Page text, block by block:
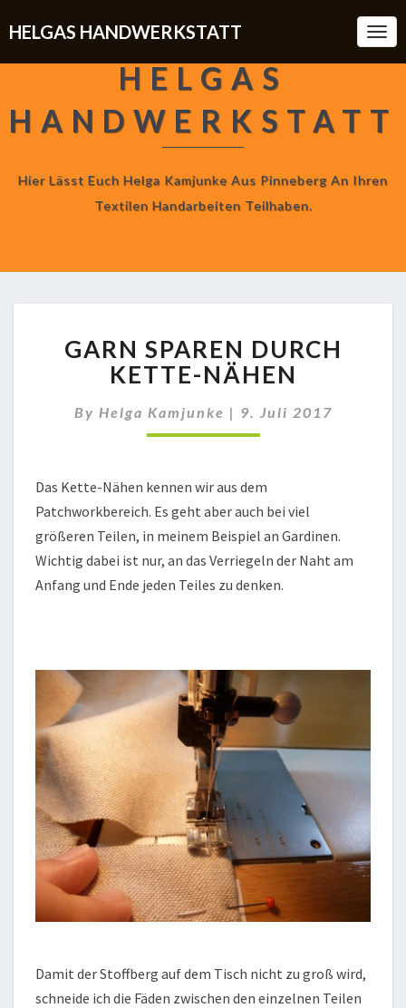
HELGAS HANDWERKSTATT
HELGAS
HANDWERKSTATT
Hier Lässt Euch Helga Kamjunke Aus Pinneberg An Ihren
Textilen Handarbeiten Teilhaben.
SPAREN
DURCH
KETTE-
NÄHEN
GARN SPAREN DURCH
KETTE-NÄHEN
By Helga Kamjunke | 9. Juli 2017
Das Kette-Nähen kennen wir aus dem
Patchworkbereich. Es geht aber auch bei viel
größeren Teilen, in meinem Beispiel an Gardinen.
Wichtig dabei ist nur, an das Verriegeln der Naht am
Anfang und Ende jeden Teiles zu denken.
Damit der Stoffberg auf dem Tisch nicht zu groß wird,
schneide ich die Fäden zwischen den einzelnen Teilen